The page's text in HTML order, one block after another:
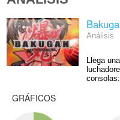
Análisis
Llega
GRÁFICOS